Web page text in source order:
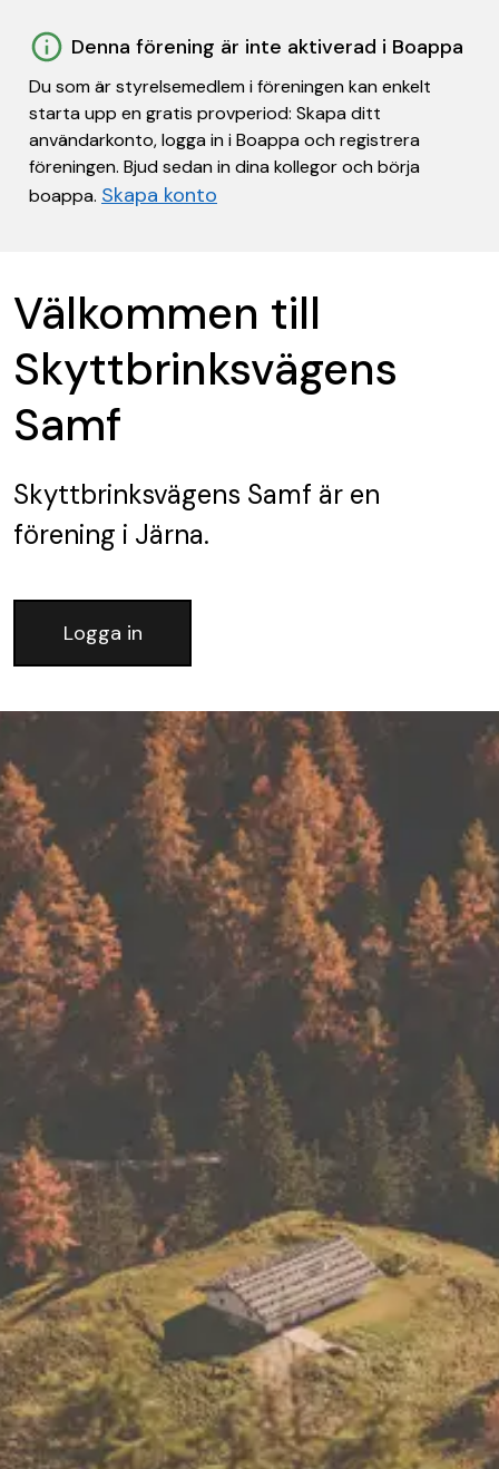
Denna förening är inte aktiverad i Boappa
Du som är styrelsemedlem i föreningen kan enkelt
starta upp en gratis provperiod: Skapa ditt
användarkonto, logga in i Boappa och registrera
föreningen. Bjud sedan in dina kollegor och börja
boappa. Skapa konto
Välkommen till
Skyttbrinksvägens
Samf
Skyttbrinksvägens Samf är en
förening i Järna.
Logga in